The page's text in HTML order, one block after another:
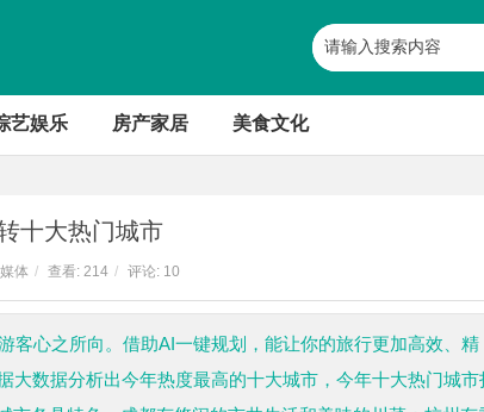
艺娱乐 房产家居 美食文化
十大热门城市
体 / 查看: 214 / 评论: 10
客心之所向。借助AI一键规划，能让你的旅行更加高效、精
数据分析出今年热度最高的十大城市，今年十大热门城市